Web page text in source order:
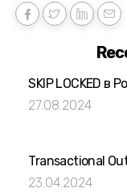
SKIP LOCKED в
27.08.2024
Transactional
23.04.2024